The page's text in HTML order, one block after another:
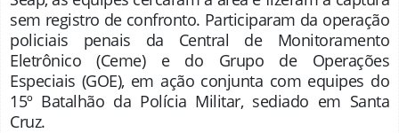
sem registro de confronto. Participaram da operação
policiais penais da Central de Monitoramento
Eletrônico (Ceme) e do Grupo de Operações
Especiais (GOE), em ação conjunta com equipes do
15º Batalhão da Polícia Militar, sediado em Santa
Cruz.